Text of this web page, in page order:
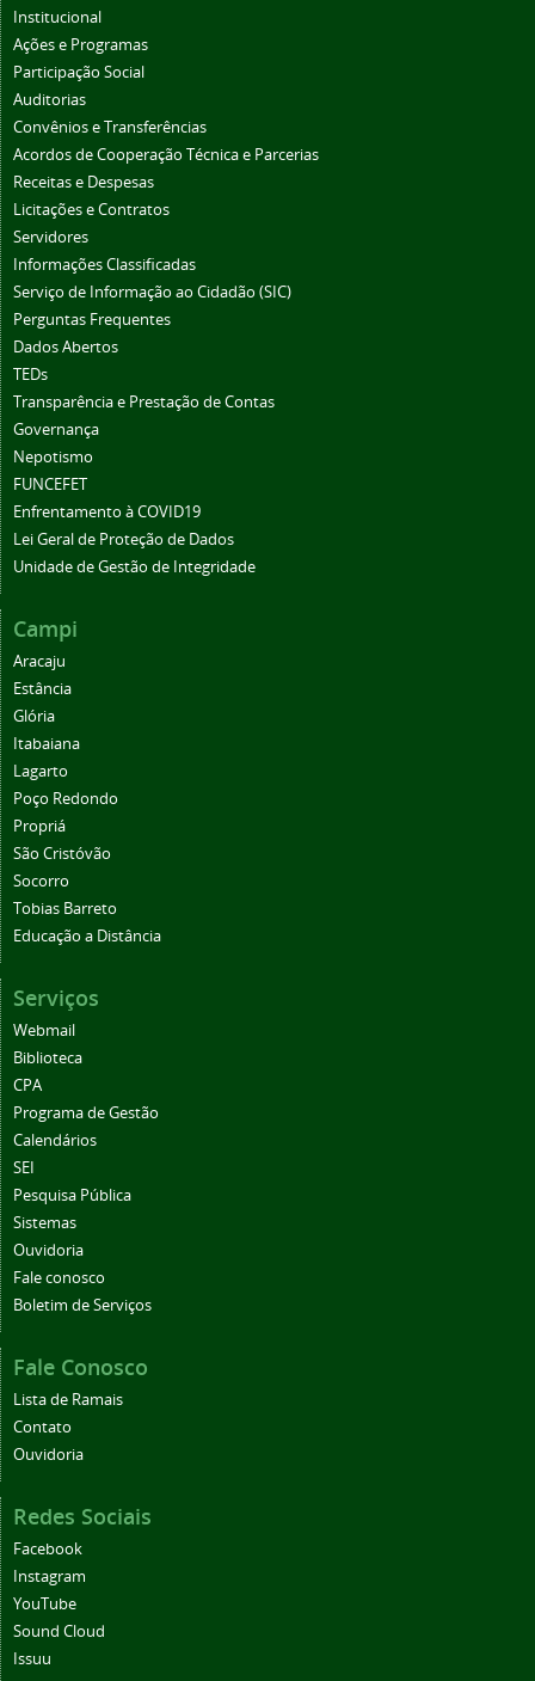
Institucional
Ações e Programas
Participação Social
Auditorias
Convênios e Transferências
Acordos de Cooperação Técnica e Parcerias
Receitas e Despesas
Licitações e Contratos
Servidores
Informações Classificadas
Serviço de Informação ao Cidadão (SIC)
Perguntas Frequentes
Dados Abertos
TEDs
Transparência e Prestação de Contas
Governança
Nepotismo
FUNCEFET
Enfrentamento à COVID19
Lei Geral de Proteção de Dados
Unidade de Gestão de Integridade
Campi
Aracaju
Estância
Glória
Itabaiana
Lagarto
Poço Redondo
Propriá
São Cristóvão
Socorro
Tobias Barreto
Educação a Distância
Serviços
Webmail
Biblioteca
CPA
Programa de Gestão
Calendários
SEI
Pesquisa Pública
Sistemas
Ouvidoria
Fale conosco
Boletim de Serviços
Fale Conosco
Lista de Ramais
Contato
Ouvidoria
Redes Sociais
Facebook
Instagram
YouTube
Sound Cloud
Issuu